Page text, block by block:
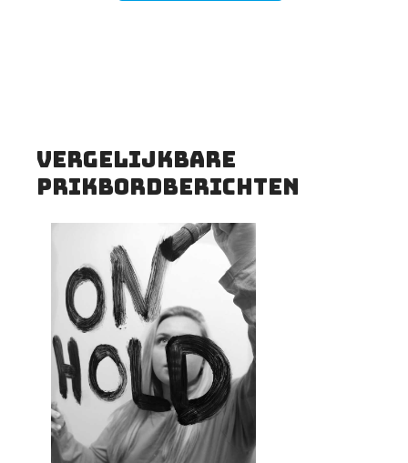
Vergelijkbare
prikbordberichten